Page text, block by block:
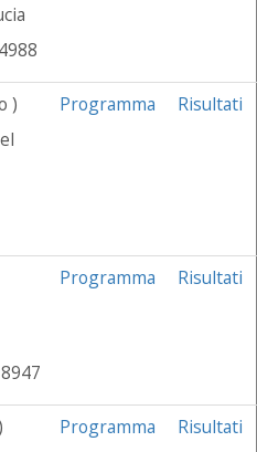
)
Programma Risultati
Programma Risultati
Programma Risultati